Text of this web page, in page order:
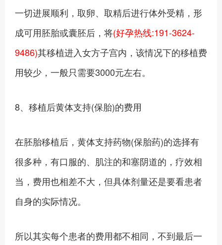
一切进展顺利，取卵、取精后进行体外受精，形
成可用胚胎或囊胚后，将(好孕热线:191-3624-
9486)其移植进入女方子宫内，该情况下的移植费
用较少，一般只需要3000元左右。
8、移植后黄体支持(保胎)的费用
在胚胎移植后，黄体支持药物(保胎药)的选择有
很多种，有口服的、肌注的和塞阴道的，疗效相
当，费用也相差不大，但具体剂量还是要看患者
自身的实际情况。
所以其实每个患者的费用都不相同，不到最后一